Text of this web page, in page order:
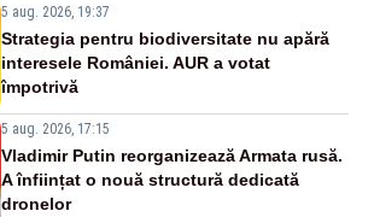
5 aug. 2026, 19:37
Strategia pentru biodiversitate nu apără
interesele României. AUR a votat
împotrivă
5 aug. 2026, 17:15
Vladimir Putin reorganizează Armata rusă.
A înființat o nouă structură dedicată
dronelor